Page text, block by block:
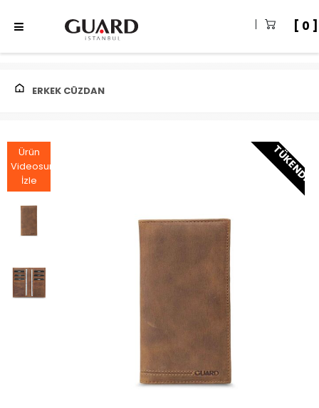
0
ERKEK CÜZDAN
Ürün
Videosunu
İzle
TÜKENDI